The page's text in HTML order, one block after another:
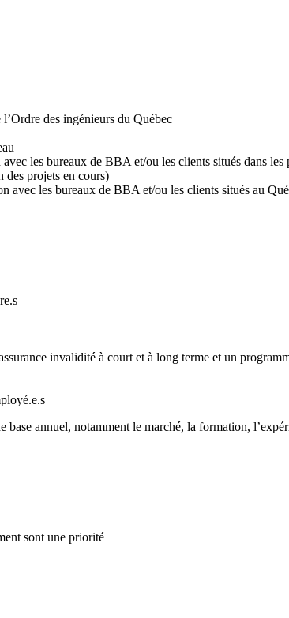
des ingénieurs du Québec
les bureaux de BBA et/ou les clients situés dans
des projets en cours)
avec les bureaux de BBA et/ou les clients situés au
invalidité à court et à long terme et un
annuel, notamment le marché, la formation,
sont une priorité